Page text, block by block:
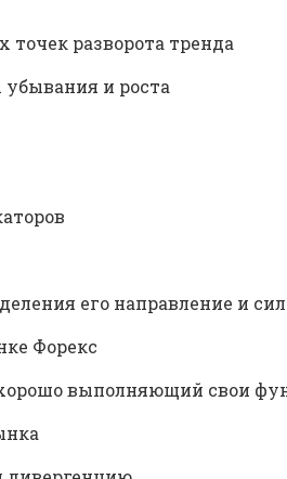
разворота тренда
и роста
его направление и
Форекс
выполняющий свои